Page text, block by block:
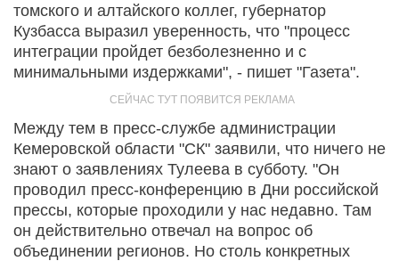
томского и алтайского коллег, губернатор
Кузбасса выразил уверенность, что "процесс
интеграции пройдет безболезненно и с
минимальными издержками", - пишет "Газета".
Между тем в пресс-службе администрации
Кемеровской области "СК" заявили, что ничего не
знают о заявлениях Тулеева в субботу. "Он
проводил пресс-конференцию в Дни российской
прессы, которые проходили у нас недавно. Там
он действительно отвечал на вопрос об
объединении регионов. Но столь конкретных